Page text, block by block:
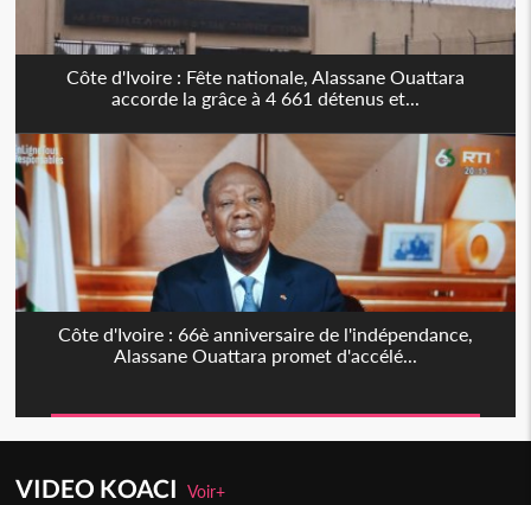
Côte d'Ivoire : Fête nationale, Alassane Ouattara
accorde la grâce à 4 661 détenus et...
Côte d'Ivoire : 66è anniversaire de l'indépendance,
Alassane Ouattara promet d'accélé...
VIDEO KOACIVoir+